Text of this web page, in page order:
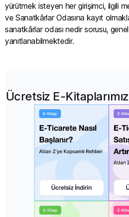
yürütmek isteyen her girişimci, ilgili
ve Sanatkârlar Odasına kayıt
sanatkârlar odası nedir sorusu,
yanıtlanabilmektedir.
Ücretsiz E-